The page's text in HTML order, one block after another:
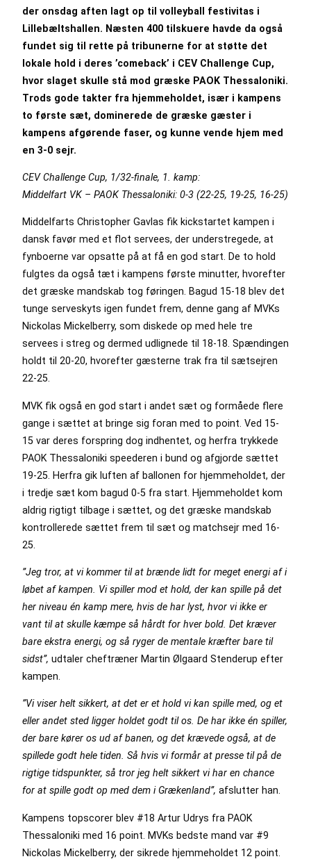
der onsdag aften lagt op til volleyball festivitas i
Lillebæltshallen. Næsten 400 tilskuere havde da også
fundet sig til rette på tribunerne for at støtte det
lokale hold i deres ’comeback’ i CEV Challenge Cup,
hvor slaget skulle stå mod græske PAOK Thessaloniki.
Trods gode takter fra hjemmeholdet, især i kampens
to første sæt, dominerede de græske gæster i
kampens afgørende faser, og kunne vende hjem med
en 3-0 sejr.
CEV Challenge Cup, 1/32-finale, 1. kamp:
Middelfart VK – PAOK Thessaloniki: 0-3 (22-25, 19-25, 16-25)
Middelfarts Christopher Gavlas fik kickstartet kampen i
dansk favør med et flot servees, der understregede, at
fynboerne var opsatte på at få en god start. De to hold
fulgtes da også tæt i kampens første minutter, hvorefter
det græske mandskab tog føringen. Bagud 15-18 blev det
tunge serveskyts igen fundet frem, denne gang af MVKs
Nickolas Mickelberry, som diskede op med hele tre
servees i streg og dermed udlignede til 18-18. Spændingen
holdt til 20-20, hvorefter gæsterne trak fra til sætsejren
22-25.
MVK fik også en god start i andet sæt og formåede flere
gange i sættet at bringe sig foran med to point. Ved 15-
15 var deres forspring dog indhentet, og herfra trykkede
PAOK Thessaloniki speederen i bund og afgjorde sættet
19-25. Herfra gik luften af ballonen for hjemmeholdet, der
i tredje sæt kom bagud 0-5 fra start. Hjemmeholdet kom
aldrig rigtigt tilbage i sættet, og det græske mandskab
kontrollerede sættet frem til sæt og matchsejr med 16-
25.
”Jeg tror, at vi kommer til at brænde lidt for meget energi af i
løbet af kampen. Vi spiller mod et hold, der kan spille på det
her niveau én kamp mere, hvis de har lyst, hvor vi ikke er
vant til at skulle kæmpe så hårdt for hver bold. Det kræver
bare ekstra energi, og så ryger de mentale kræfter bare til
sidst”, udtaler cheftræner Martin Ølgaard Stenderup efter
kampen.
”Vi viser helt sikkert, at det er et hold vi kan spille med, og et
eller andet sted ligger holdet godt til os. De har ikke én spiller,
der bare kører os ud af banen, og det krævede også, at de
spillede godt hele tiden. Så hvis vi formår at presse til på de
rigtige tidspunkter, så tror jeg helt sikkert vi har en chance
for at spille godt op med dem i Grækenland”, afslutter han.
Kampens topscorer blev #18 Artur Udrys fra PAOK
Thessaloniki med 16 point. MVKs bedste mand var #9
Nickolas Mickelberry, der sikrede hjemmeholdet 12 point.